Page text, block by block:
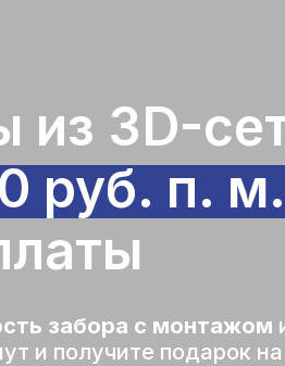
из 3D-
руб. п.
забора с монтажом
и получите подарок